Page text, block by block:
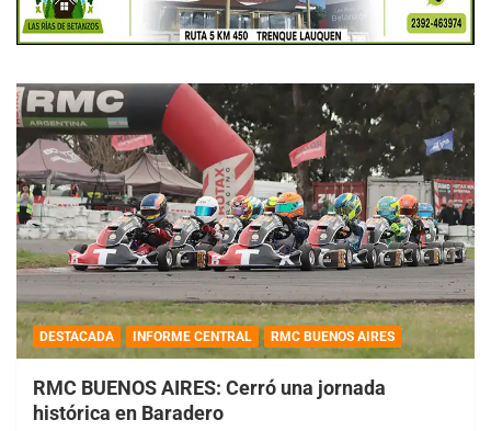
DESTACADA INFORME CENTRAL RMC BUENOS AIRES
RMC BUENOS AIRES: Cerró una jornada
histórica en Baradero